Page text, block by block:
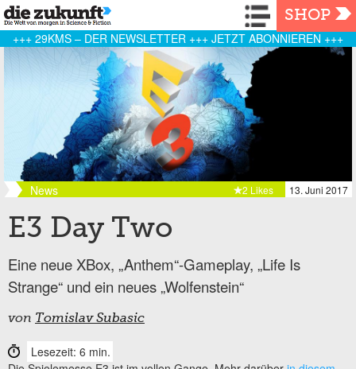
Navigation
SHOP
+++ 29KMS – DER NEWSLETTER +++ JETZT ABONNIEREN +++
News 13. Juni 2017
2 Likes
E3 Day Two
Eine neue XBox, „Anthem“-Gameplay, „Life Is
Strange“ und ein neues „Wolfenstein“
von Tomislav Subasic
Lesezeit: 6 min.